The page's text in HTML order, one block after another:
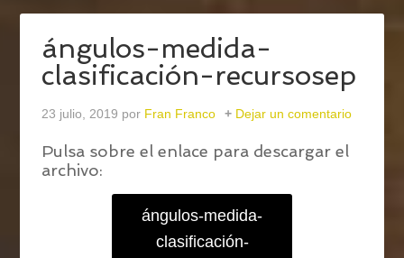
ángulos-medida-
clasificación-recursosep
23 julio, 2019 por Fran Franco Dejar un comentario
Pulsa sobre el enlace para descargar el
archivo:
ángulos-medida-
clasificación-